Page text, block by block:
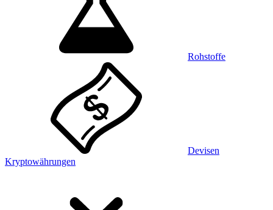
Rohstoffe
Devisen
Kryptowährungen